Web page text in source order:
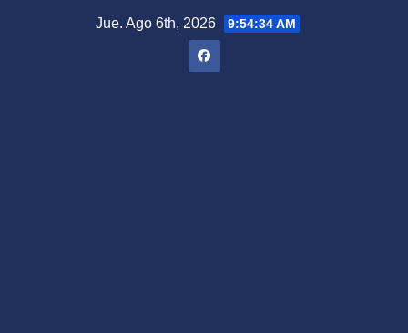
Jue. Ago 6th, 2026 9:54:35 AM